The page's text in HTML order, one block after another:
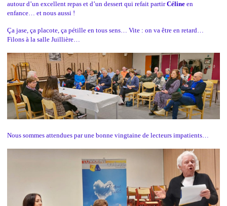
autour d’un excellent repas et d’un dessert qui refait partirCéline en
enfance… et nous aussi !
Ça jase, ça placote, ça pétille en tous sens… Vite : on va être en retard…
Filons à la salle Juillière…
Nous sommes attendues par une bonne vingtaine de lecteurs impatients…